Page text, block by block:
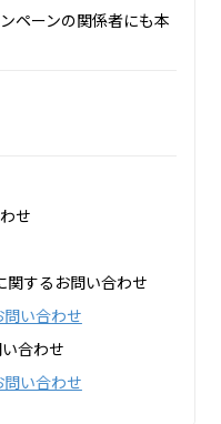
ペーンの関係者にも本
せ
関するお問い合わせ
い合わせ
合わせ
い合わせ